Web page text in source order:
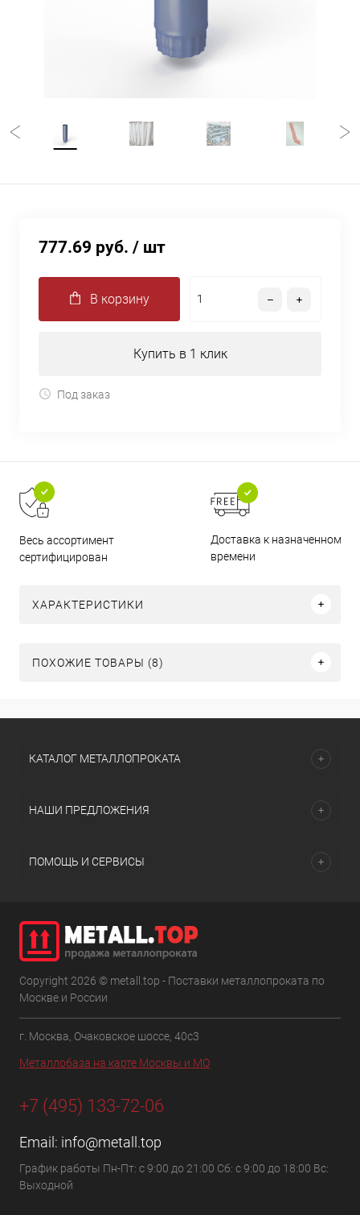
777.69 руб. / шт
В корзину
Купить в 1 клик
Под заказ
Весь ассортимент
сертифицирован
Доставка к назначенному
времени
ХАРАКТЕРИСТИКИ
ПОХОЖИЕ ТОВАРЫ (8)
КАТАЛОГ МЕТАЛЛОПРОКАТА
НАШИ ПРЕДЛОЖЕНИЯ
ПОМОЩЬ И СЕРВИСЫ
Copyright 2026 © metall.top - Поставки металлопроката по
Москве и России
г. Москва, Очаковское шоссе, 40с3
Металлобаза на карте Москвы и МО
+7 (495) 133-72-06
Email: info@metall.top
График работы Пн-Пт: с 9:00 до 21:00 Сб: с 9:00 до 18:00 Вс:
Выходной